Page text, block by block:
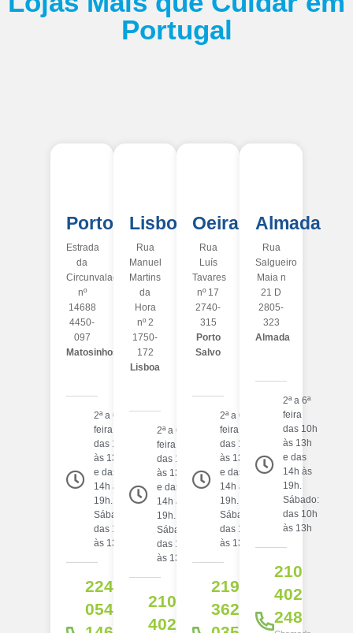
Portugal
Porto
Estrada
da
Circunvalação
nº
14688
4450-
097
Matosinhos
2ª a 6ª
feira
das 10h
às 13h
e das
14h às
19h.
Sábado:
das 10h
às 13h
224
054
Lisboa
Rua
Manuel
Martins
da
Hora
nº 2
1750-
172
Lisboa
2ª a 6ª
feira
das 10h
às 13h
e das
14h às
19h.
Sábado:
das 10h
às 13h
210
402
Oeiras
Rua
Luís
Tavares
nº 17
2740-
315
Porto
Salvo
2ª a 6ª
feira
das 10h
às 13h
e das
14h às
19h.
Sábado:
das 10h
às 13h
219
362
Almada
Rua
Salgueiro
Maia n
21 D
2805-
323
Almada
2ª a 6ª
feira
das 10h
às 13h
e das
14h às
19h.
Sábado:
das 10h
às 13h
210
402
248